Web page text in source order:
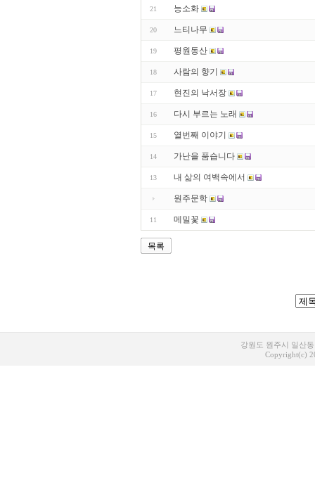
21 능소화
20 느티나무
19 평원동산
18 사람의 향기
17 현진의 낙서장
16 다시 부르는 노래
15 열번째 이야기
14 가난을 품습니다
13 내 삶의 여백속에서
원주문학
11 메밀꽃
목록
강원도 원주시 일산
Copyright(c)